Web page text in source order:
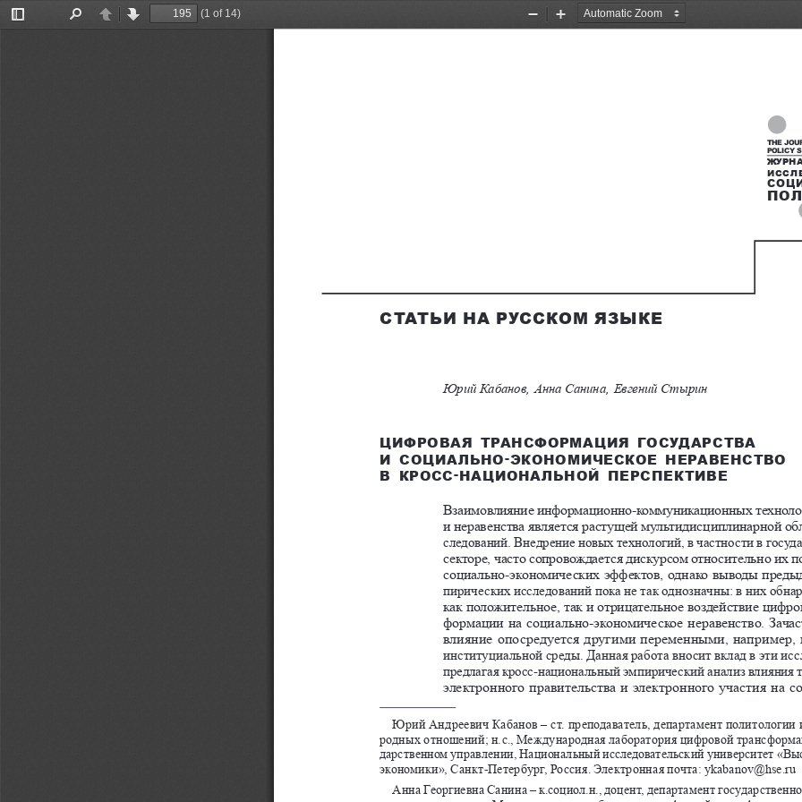
Toggle
PreviousNext
(1 of 14)
Zoom
Zoom
POLICY
СТАТЬИ НА РУССКОМ ЯЗЫКЕ
Юрий Кабанов, Анна Санина, Евгений Стырин
ЦИФРОВАЯ ТРАНСФОРМАЦИЯ ГОСУДАРСТВА
И СОЦИАЛЬНО-ЭКОНОМИЧЕСКОЕ НЕРАВЕНСТВО
В КРОСС-НАЦИОНАЛЬНОЙ ПЕРСПЕКТИВЕ
Взаимовлияние информационно- коммуникационных
и  неравенства является растущей мультидисциплинарной
следований. Внедрение новых технологий, в частности в
секторе, часто сопровождается дискурсом относительно их
социально- экономических эффектов, однако выводы
пирических исследований пока не так однозначны: в них
как положительное, так и отрицательное воздействие
формации на социально- экономическое неравенство.
влияние опосредуется другими переменными, например,
институциальной среды. Данная работа вносит вклад в эти
предлагая кросс- национальный эмпирический анализ влияния
электронного правительства и электронного участия на
Юрий Андреевич Кабанов ‒ ст. преподаватель, департамент политологии
родных отношений; н. с., Международная лаборатория цифровой
дарственном управлении, Национальный исследовательский университет
экономики», Санкт-Петербург, Россия. Электронная почта: ykabanov@hse.ru
Анна Георгиевна Санина ‒ к.социол.н., доцент, департамент